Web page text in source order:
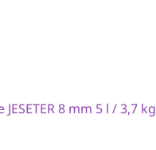
JESETER 8 mm 5 l / 3,7 kg